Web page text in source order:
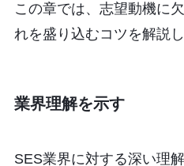
この章では、志望動機に
れを盛り込むコツを解説し
業界理解を示す
SES業界に対する深い理